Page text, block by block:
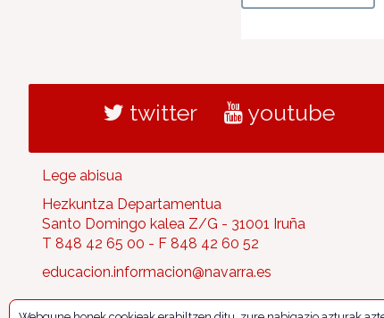
twitter youtube
Lege abisua
Hezkuntza Departamentua
Santo Domingo kalea Z/G - 31001 Iruña
T 848 42 65 00 - F 848 42 60 52
educacion.informacion@navarra.es